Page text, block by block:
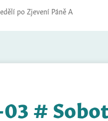
po Zjevení Páně A
#